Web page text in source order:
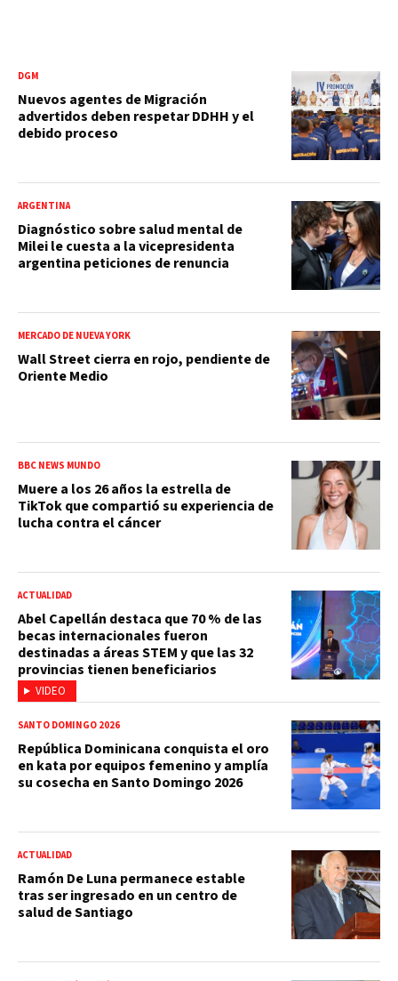
DGM
Nuevos agentes de Migración
advertidos deben respetar DDHH y el
debido proceso
ARGENTINA
Diagnóstico sobre salud mental de
Milei le cuesta a la vicepresidenta
argentina peticiones de renuncia
MERCADO DE NUEVA YORK
Wall Street cierra en rojo, pendiente de
Oriente Medio
BBC NEWS MUNDO
Muere a los 26 años la estrella de
TikTok que compartió su experiencia de
lucha contra el cáncer
VIDEO
ACTUALIDAD
Abel Capellán destaca que 70 % de las
becas internacionales fueron
destinadas a áreas STEM y que las 32
provincias tienen beneficiarios
SANTO DOMINGO 2026
República Dominicana conquista el oro
en kata por equipos femenino y amplía
su cosecha en Santo Domingo 2026
ACTUALIDAD
Ramón De Luna permanece estable
tras ser ingresado en un centro de
salud de Santiago